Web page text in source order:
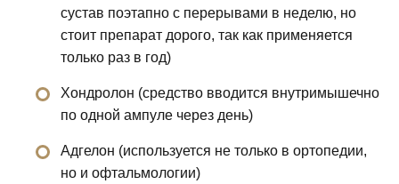
сустав поэтапно с перерывами в неделю, но
стоит препарат дорого, так как применяется
только раз в год)
Хондролон (средство вводится внутримышечно
по одной ампуле через день)
Адгелон (используется не только в ортопедии,
но и офтальмологии)